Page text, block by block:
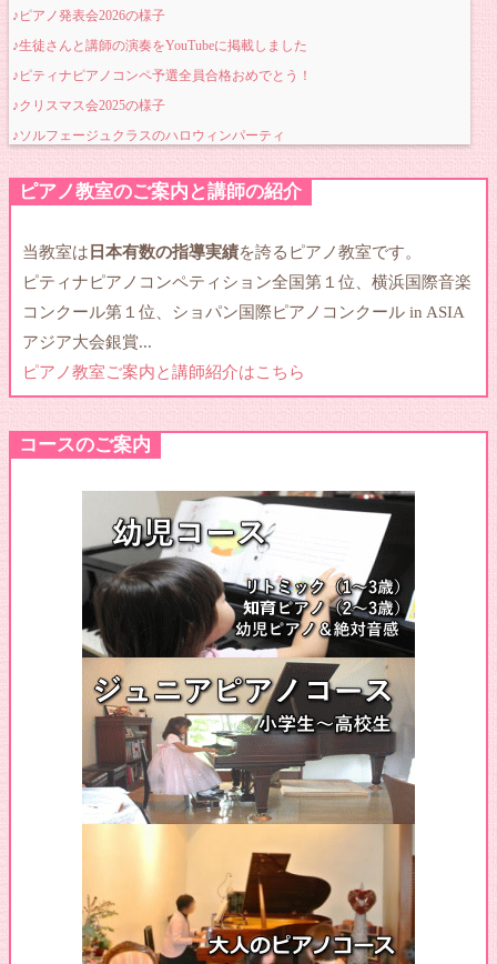
♪ピアノ発表会2026の様子
♪生徒さんと講師の演奏をYouTubeに掲載しました
♪ピティナピアノコンペ予選全員合格おめでとう！
♪クリスマス会2025の様子
♪ソルフェージュクラスのハロウィンパーティ
♪コンクール入賞おめでとう
♪バッハコンクール全国大会入賞おめでとう
♪コンクール決勝大会入賞おめでとう！（動画有）
♪コンクール決勝大会入賞おめでとう②！（動画有）
♪生徒さんの演奏動画追加しました
♪コンクール全国大会入選おめでとう！（動画有）
♪クリスマス会2025の様子
♪コンクール金賞＆伴奏オーディション全員合格おめでとう！
♪ソルフェージュクラスのハロウィンパーティ
♪入賞者コンサートの演奏が公開されました
♪のぞみ先生がコンサートに出演します
♪コンクール全国大会出場決定おめでとう！
♪ソルフェージュレッスン風景
♪コンクール決勝大会入賞おめでとう！
♪コンクール本選入賞おめでとう！
♪クリスマス会のお知らせ
♪知育ピアノコースのご紹介
♪生徒さんの演奏動画紹介
♪ピアノ発表会2025年の様子
♪コンクール全国大会入賞おめでとう！
♪ソルフェージュレッスン生徒募集
♪コンクール銀賞受賞おめでとう！
ピアノ教室のご案内と講師の紹介
当教室は 日本有数の指導実績を誇るピアノ教室です。
ピティナピアノコンペティション全国第１位、横浜国際音楽
コンクール第１位、ショパン国際ピアノコンクール in ASIA
アジア大会銀賞...
ピアノ教室ご案内と講師紹介はこちら
コースのご案内